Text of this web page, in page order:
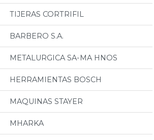
TIJERAS CORTRIFIL
BARBERO S.A.
METALURGICA SA-MA HNOS
HERRAMIENTAS BOSCH
MAQUINAS STAYER
MHARKA